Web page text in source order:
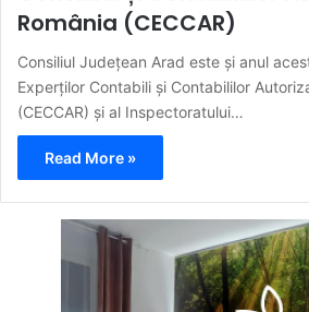
România (CECCAR)
Consiliul Județean Arad este și anul
Experților Contabili și Contabililor
(CECCAR) și al Inspectoratului…
Read More »